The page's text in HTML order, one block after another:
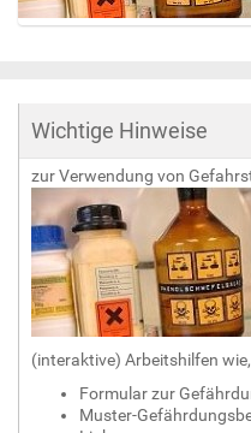
e
B
i
d
i
n
v
o
l
Wichtige Hinweise
zur Verwendung von
(interaktive) Arbeitshilfen wie,
Formular zur
Muster-